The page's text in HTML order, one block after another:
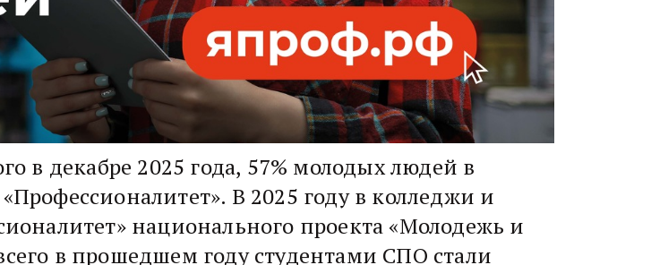
в декабре 2025 года, 57% молодых людей в
В 2025 году в колледжи и
национального проекта «Молодежь и
в прошедшем году студентами СПО стали